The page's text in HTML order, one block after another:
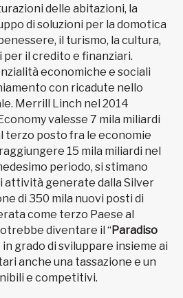
delle abitazioni, la
di soluzioni per la domotica
il turismo, la cultura,
per il credito e finanziari.
economiche e sociali
con ricadute nello
Merrill Linch nel 2014
valesse 7 mila miliardi
terzo posto fra le economie
15 mila miliardi nel
periodo, si stimano
attività generate dalla Silver
di 350 mila nuovi posti di
come terzo Paese al
diventare il “Paradiso
in grado di sviluppare insieme ai
anche una tassazione e un
e competitivi.